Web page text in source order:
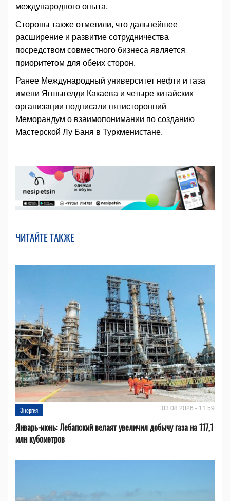
международного опыта.
Стороны также отметили, что дальнейшее
расширение и развитие сотрудничества
посредством совместного бизнеса является
приоритетом для обеих сторон.
Ранее Международный университет нефти и газа
имени Ягшыгелди Какаева и четыре китайских
организации подписали пятисторонний
Меморандум о взаимопонимании по созданию
Мастерской Лу Баня в Туркменистане.
ЧИТАЙТЕ ТАКЖЕ
Энергия 03.08.2026 - 11:59
Январь-июнь: Лебапский велаят увеличил добычу газа на 117,1
млн кубометров